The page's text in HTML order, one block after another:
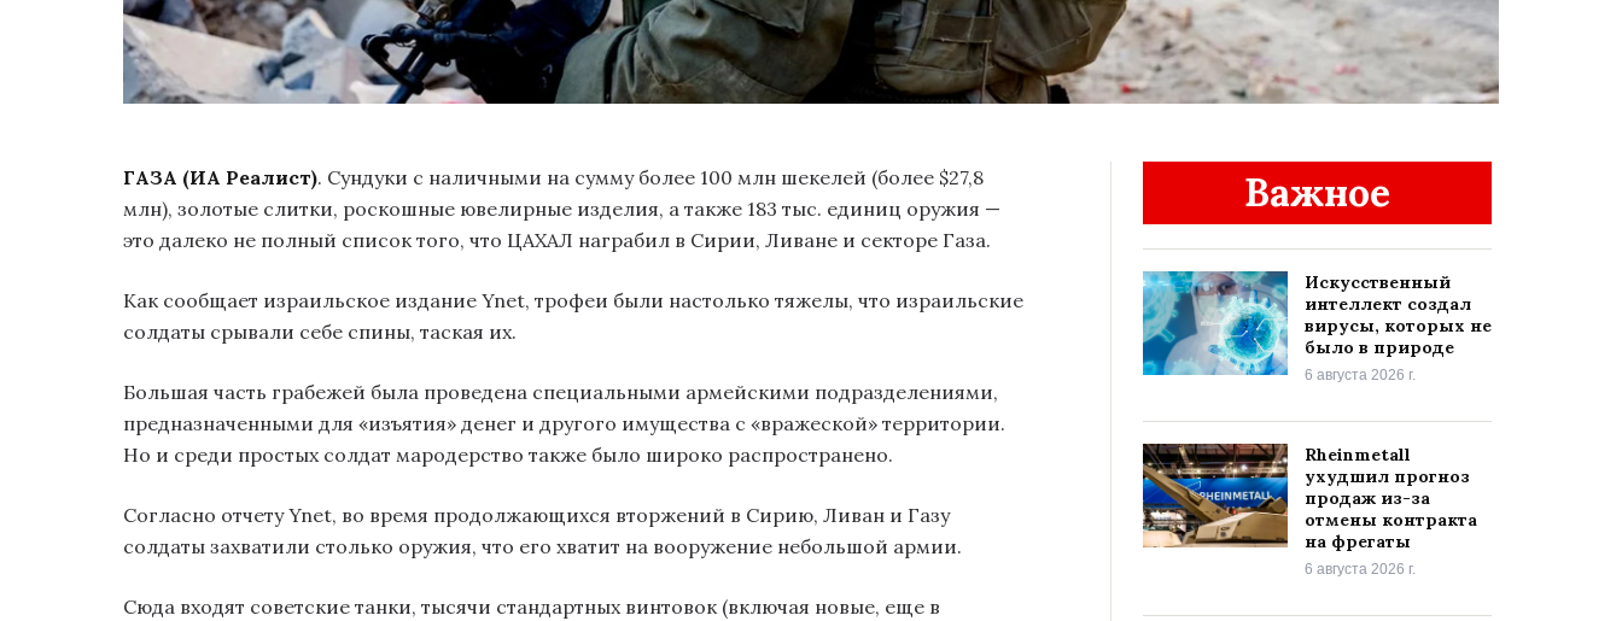
ГАЗА (ИА Реалист). Сундуки с наличными на сумму более 100 млн шекелей (более $27,8
млн), золотые слитки, роскошные ювелирные изделия, а также 183 тыс. единиц оружия —
это далеко не полный список того, что ЦАХАЛ награбил в Сирии, Ливане и секторе Газа.
Как сообщает израильское издание Ynet, трофеи были настолько тяжелы, что израильские
солдаты срывали себе спины, таская их.
Большая часть грабежей была проведена специальными армейскими подразделениями,
предназначенными для «изъятия» денег и другого имущества с «вражеской» территории.
Но и среди простых солдат мародерство также было широко распространено.
Согласно отчету Ynet, во время продолжающихся вторжений в Сирию, Ливан и Газу
солдаты захватили столько оружия, что его хватит на вооружение небольшой армии.
Сюда входят советские танки, тысячи стандартных винтовок (включая новые, еще в
Важное
Искусственный
интеллект создал
вирусы, которых не
было в природе
6 августа 2026 г.
Rheinmetall
ухудшил прогноз
продаж из-за
отмены контракта
на фрегаты
6 августа 2026 г.